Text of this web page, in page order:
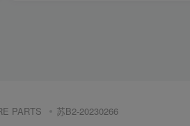
PARTS 苏B2-20230266